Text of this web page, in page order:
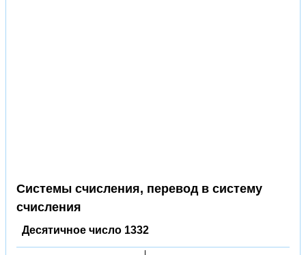
Системы счисления, перевод в систему
счисления
Десятичное число 1332